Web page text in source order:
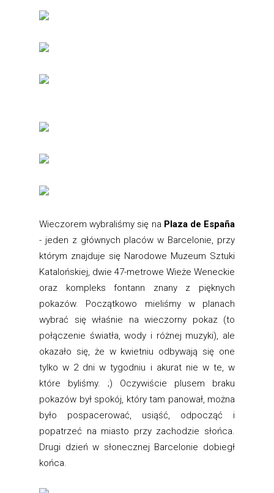
Wieczorem wybraliśmy się na Plaza de España
- jeden z głównych placów w Barcelonie, przy
którym znajduje się Narodowe Muzeum Sztuki
Katalońskiej, dwie 47-metrowe Wieże Weneckie
oraz kompleks fontann znany z pięknych
pokazów. Początkowo mieliśmy w planach
wybrać się właśnie na wieczorny pokaz (to
połączenie światła, wody i różnej muzyki), ale
okazało się, że w kwietniu odbywają się one
tylko w 2 dni w tygodniu i akurat nie w te, w
które byliśmy. ;) Oczywiście plusem braku
pokazów był spokój, który tam panował, można
było pospacerować, usiąść, odpocząć i
popatrzeć na miasto przy zachodzie słońca.
Drugi dzień w słonecznej Barcelonie dobiegł
końca.